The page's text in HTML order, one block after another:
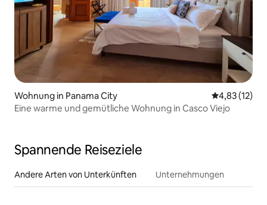
Wohnung in Panama City
4,83 (12)
Eine warme und gemütliche Wohnung in Casco Viejo
Spannende Reiseziele
Andere Arten von Unterkünften Unternehmungen